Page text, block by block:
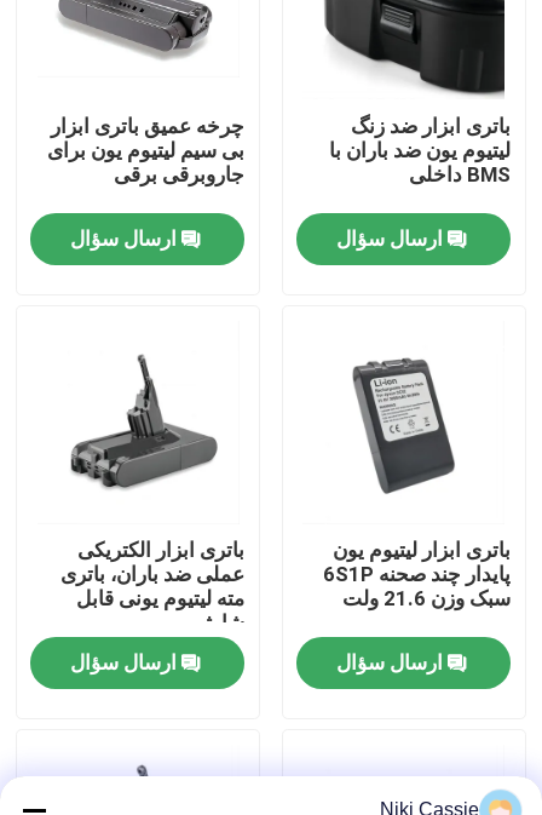
صفحه اصلی
محصولات
فیلم های
تور کارخانه
کنترل کیفیت
با ما تماس بگیرید
اخبار
نیروگاه خورشیدی قابل حمل
باتری ابزار ضد زنگ
لیتیوم یون ضد باران با
BMS داخلی
ارسال سؤال
چرخه عمیق باتری ابزار
بی سیم لیتیوم یون برای
جاروبرقی برقی
ارسال سؤال
باتری ابزار لیتیوم یون
پایدار چند صحنه 6S1P
سبک وزن 21.6 ولت
ارسال سؤال
باتری ابزار الکتریکی
عملی ضد باران، باتری
مته لیتیوم یونی قابل
شارژ
ارسال سؤال
Niki Cassie